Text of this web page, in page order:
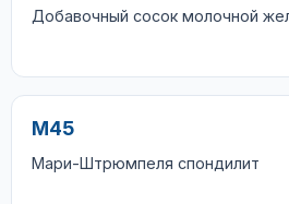
Добавочный сосок молочной
M45
Мари-Штрюмпеля спондилит